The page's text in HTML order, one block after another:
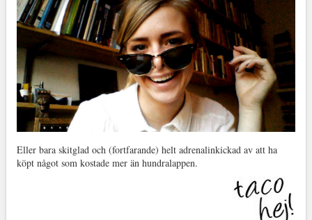
Eller bara skitglad och (fortfarande) helt adrenalinkickad av att ha
köpt något som kostade mer än hundralappen.